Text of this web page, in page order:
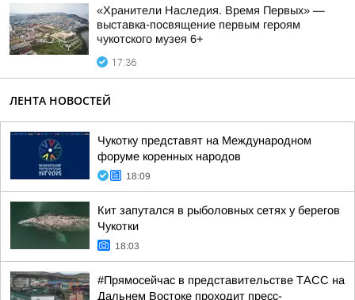
«Хранители Наследия. Время Первых» —
выставка-посвящение первым героям
чукотского музея 6+
17:36
ЛЕНТА НОВОСТЕЙ
Чукотку представят на Международном
форуме коренных народов
18:09
Кит запутался в рыболовных сетях у берегов
Чукотки
18:03
#Прямосейчас в представительстве ТАСС на
Дальнем Востоке проходит пресс-